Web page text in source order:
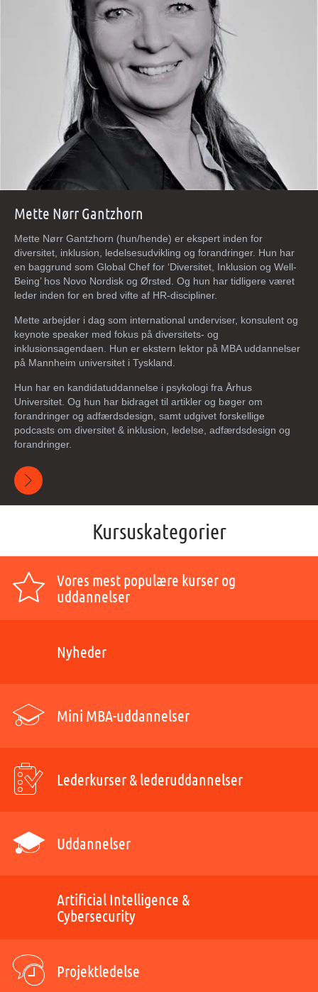
Mette Nørr Gantzhorn
Mette Nørr Gantzhorn (hun/hende) er ekspert inden for
diversitet, inklusion, ledelsesudvikling og forandringer. Hun har
en baggrund som Global Chef for ‘Diversitet, Inklusion og Well-
Being’ hos Novo Nordisk og Ørsted. Og hun har tidligere været
leder inden for en bred vifte af HR-discipliner.
Mette arbejder i dag som international underviser, konsulent og
keynote speaker med fokus på diversitets- og
inklusionsagendaen. Hun er ekstern lektor på MBA uddannelser
på Mannheim universitet i Tyskland.
Hun har en kandidatuddannelse i psykologi fra Århus
Universitet. Og hun har bidraget til artikler og bøger om
forandringer og adfærdsdesign, samt udgivet forskellige
podcasts om diversitet & inklusion, ledelse, adfærdsdesign og
forandringer.
Kursuskategorier
Vores mest populære kurser og
uddannelser
Nyheder
Mini MBA-uddannelser
Lederkurser & lederuddannelser
Uddannelser
Artificial Intelligence &
Cybersecurity
Projektledelse